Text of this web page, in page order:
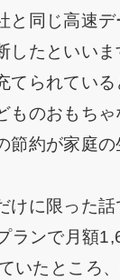
と同じ高速
したといい
てられてい
ものおもち
節約が家庭
けに限った
ランで月額
いたところ